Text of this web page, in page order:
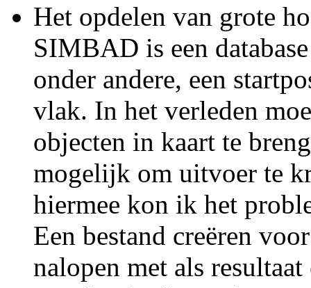
Het opdelen van grote
SIMBAD is een
onder andere, een
vlak. In het verleden
objecten in kaart te
mogelijk om uitvoer te
hiermee kon ik het
Een bestand creëren
nalopen met als